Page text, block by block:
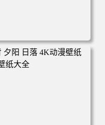
疯狂动物城 秋叶 秋天森
壁纸下载 壁纸大全